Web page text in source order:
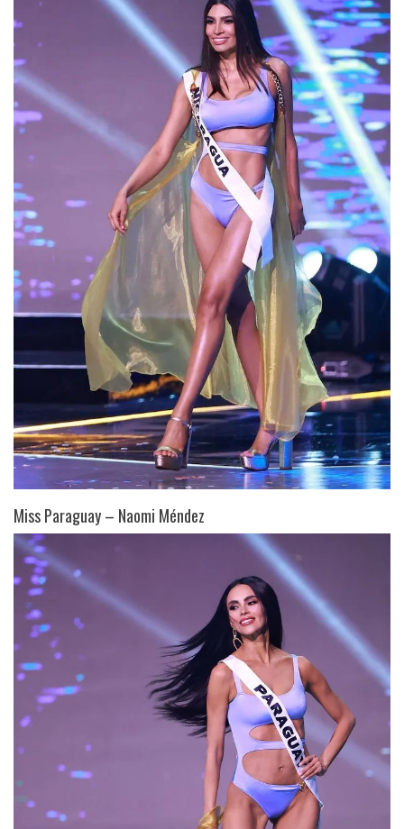
Miss Paraguay – Naomi Méndez